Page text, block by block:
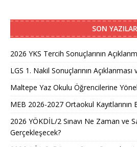
SON YAZILAR
2026 YKS Tercih Sonuçlarının
LGS 1. Nakil Sonuçlarının
Maltepe Yaz Okulu Öğrencilerine
MEB 2026-2027 Ortaokul Kayıtlarının
2026 YÖKDİL/2 Sınavı Ne Zaman ve
Gerçekleşecek?